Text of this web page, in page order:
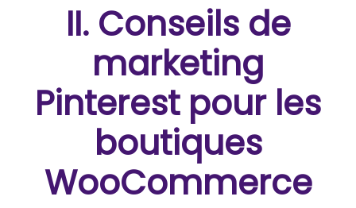
II. Conseils de
marketing
Pinterest pour les
boutiques
WooCommerce